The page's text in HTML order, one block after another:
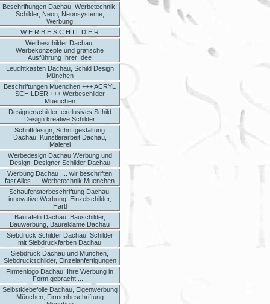
Beschriftungen Dachau, Werbetechnik,
Schilder, Neon, Neonsysteme,
Werbung
W E R B E S C H I L D E R
Werbeschilder Dachau,
Werbekonzepte und grafische
Ausführung Ihrer Idee
Leuchtkasten Dachau, Schild Design
München
Beschriftungen Muenchen +++ ACRYL
SCHILDER +++ Werbeschilder
Muenchen
Designerschilder, exclusives Schild
Design kreative Schilder
Schriftdesign, Schriftgestaltung
Dachau, Künstlerarbeit Dachau,
Malerei
Werbedesign Dachau Werbung und
Design, Designer Schilder Dachau
Werbung Dachau .... wir beschriften
fast Alles .... Werbetechnik Muenchen
Schaufensterbeschriftung Dachau,
innovative Werbung, Einzelschilder,
Hartl
Bautafeln Dachau, Bauschilder,
Bauwerbung, Baureklame Dachau
Siebdruck Schilder Dachau, Schilder
mit Siebdruckfarben Dachau
Siebdruck Dachau und München,
Siebdruckschilder, Einzelanfertigungen
Firmenlogo Dachau, Ihre Werbung in
Form gebracht .....
Selbstklebefolie Dachau, Eigenwerbung
München, Firmenbeschriftung